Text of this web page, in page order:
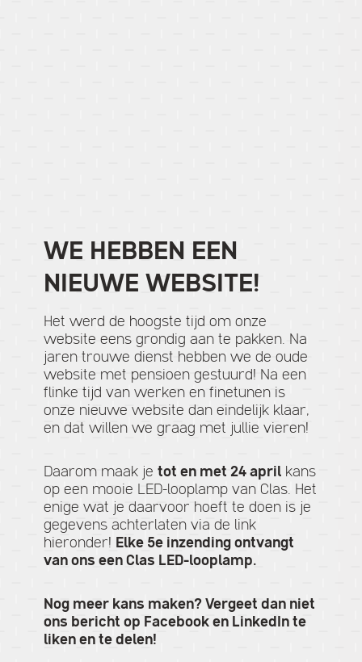
WE HEBBEN EEN
NIEUWE WEBSITE!
Het werd de hoogste tijd om onze
website eens grondig aan te pakken. Na
jaren trouwe dienst hebben we de oude
website met pensioen gestuurd! Na een
flinke tijd van werken en finetunen is
onze nieuwe website dan eindelijk klaar,
en dat willen we graag met jullie vieren!
Daarom maak jetot en met 24 april kans
op een mooie LED-looplamp van Clas. Het
enige wat je daarvoor hoeft te doen is je
gegevens achterlaten via de link
hieronder! Elke 5e inzending ontvangt
van ons een Clas LED-looplamp.
Nog meer kans maken? Vergeet dan niet
ons bericht op Facebook en LinkedIn te
liken en te delen!